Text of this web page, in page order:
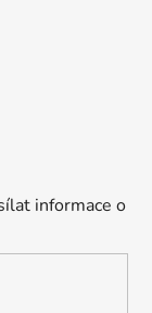
informace o